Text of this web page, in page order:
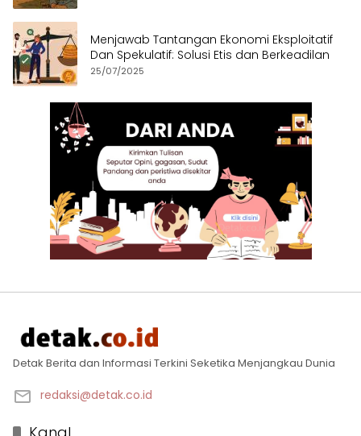
Menjawab Tantangan Ekonomi Eksploitatif
Dan Spekulatif: Solusi Etis dan Berkeadilan
25/07/2025
Detak Berita dan Informasi Terkini Seketika Menjangkau Dunia
redaksi@detak.co.id
Kanal